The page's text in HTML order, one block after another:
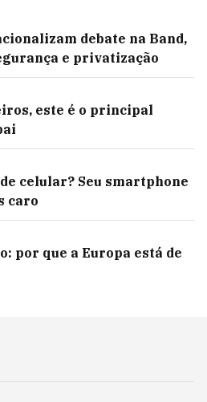
debate na Band,
e privatização
este é o principal
celular? Seu smartphone
caro
por que a Europa está de